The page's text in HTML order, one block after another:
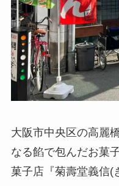
大阪市中央区の高麗
なる餡で包んだお菓
菓子店『菊壽堂義信(